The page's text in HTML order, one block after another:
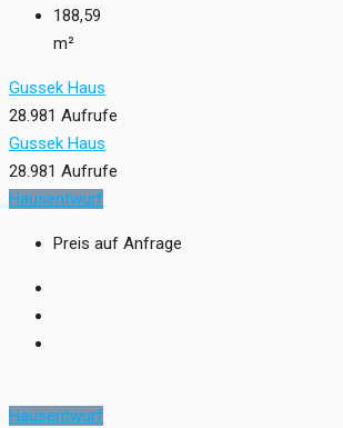
188,59
m²
Gussek Haus
28.981 Aufrufe
Gussek Haus
28.981 Aufrufe
Hausentwurf
Preis auf Anfrage
Hausentwurf